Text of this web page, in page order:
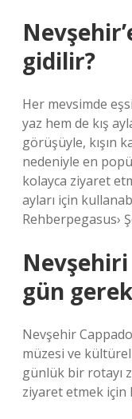
gidilir?
Her mevsimde
yaz hem de kış
görüşüyle, kışın
nedeniyle en
kolayca ziyaret
ayları için
Rehberpegasus›
gün
Nevşehir
müzesi ve
günlük bir rotayı
ziyaret etmek için